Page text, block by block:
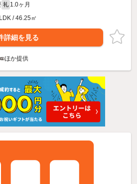
礼 1.0ヶ月
/ 46.25㎡
詳細を見る
ほか提供